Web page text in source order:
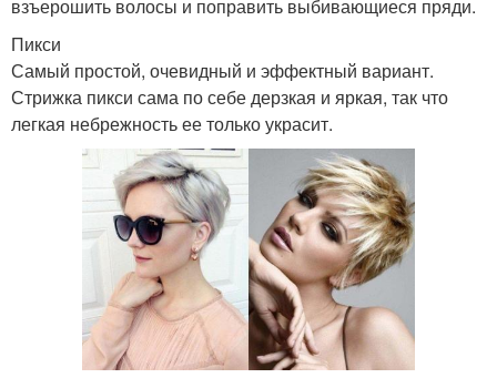
взъерошить волосы и поправить выбивающиеся пряди.
Пикси
Самый простой, очевидный и эффектный вариант.
Стрижка пикси сама по себе дерзкая и яркая, так что
легкая небрежность ее только украсит.